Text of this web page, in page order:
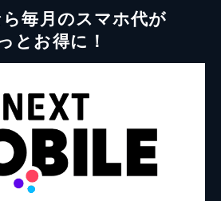
毎月のスマホ代が
とお得に！